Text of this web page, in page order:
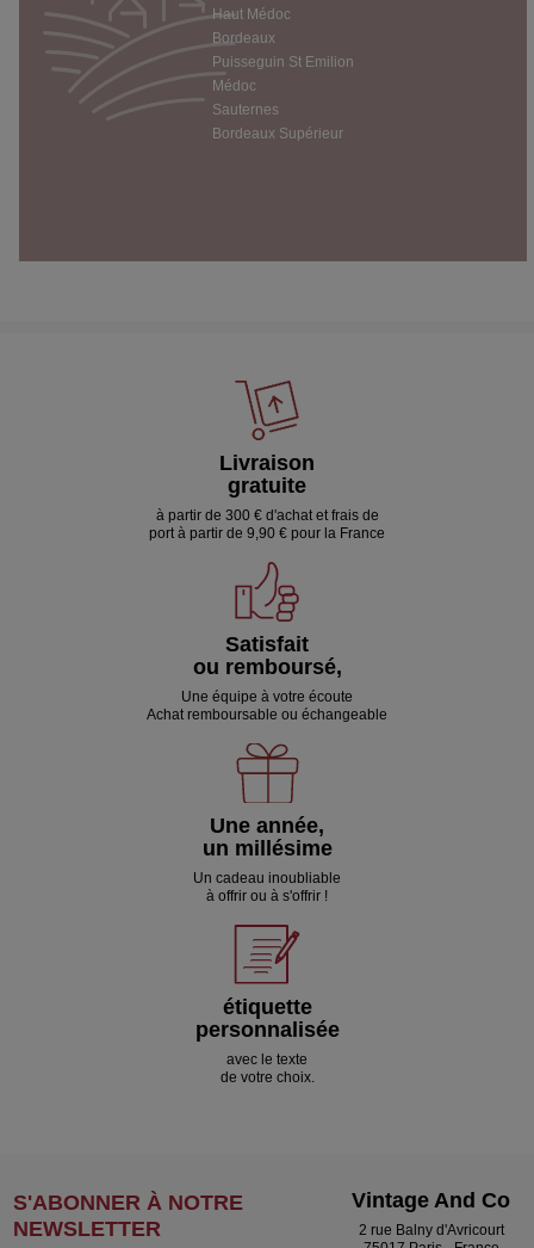
Haut Médoc
Bordeaux
Puisseguin St Emilion
Médoc
Sauternes
Bordeaux Supérieur
Livraison
gratuite
à partir de 300 € d'achat et frais de
port à partir de 9,90 € pour la France
Satisfait
ou remboursé,
Une équipe à votre écoute
Achat remboursable ou échangeable
Une année,
un millésime
Un cadeau inoubliable
à offrir ou à s'offrir !
étiquette
personnalisée
avec le texte
de votre choix.
S'ABONNER À NOTRE
NEWSLETTER
Vintage And Co
2 rue Balny d'Avricourt